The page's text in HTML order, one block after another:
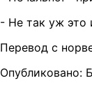
- Не так уж это
Перевод с
Опубликовано: